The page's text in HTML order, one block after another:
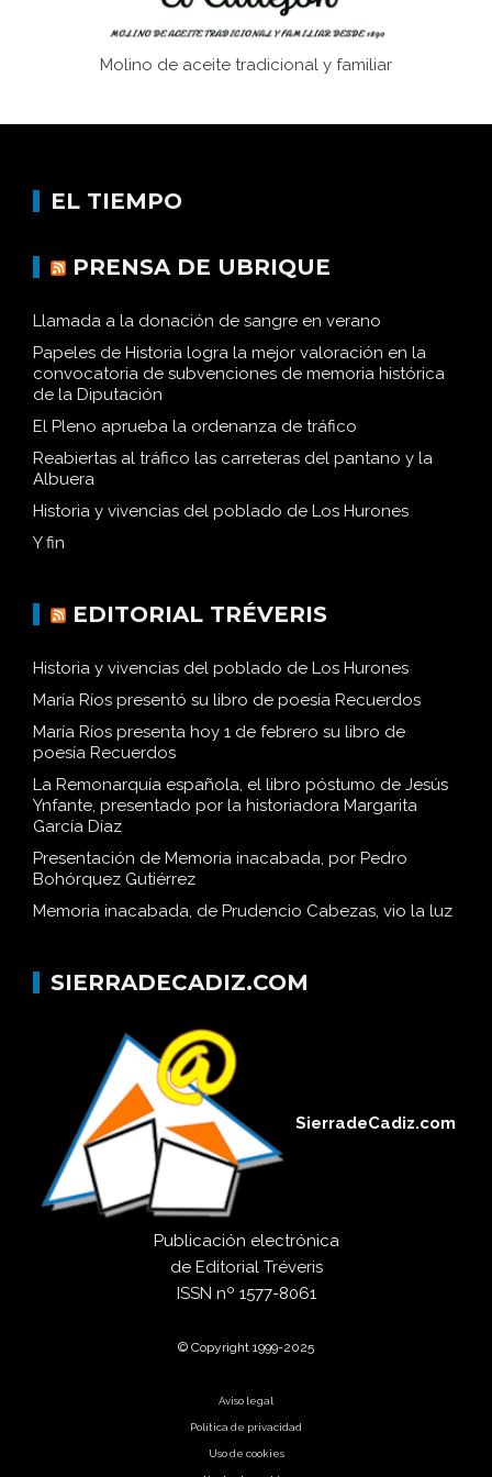
Molino de aceite tradicional y familiar
EL TIEMPO
PRENSA DE UBRIQUE
Llamada a la donación de sangre en verano
Papeles de Historia logra la mejor valoración en la
convocatoria de subvenciones de memoria histórica
de la Diputación
El Pleno aprueba la ordenanza de tráfico
Reabiertas al tráfico las carreteras del pantano y la
Albuera
Historia y vivencias del poblado de Los Hurones
Y fin
EDITORIAL TRÉVERIS
Historia y vivencias del poblado de Los Hurones
María Ríos presentó su libro de poesía Recuerdos
María Ríos presenta hoy 1 de febrero su libro de
poesía Recuerdos
La Remonarquía española, el libro póstumo de Jesús
Ynfante, presentado por la historiadora Margarita
García Díaz
Presentación de Memoria inacabada, por Pedro
Bohórquez Gutiérrez
Memoria inacabada, de Prudencio Cabezas, vio la luz
SIERRADECADIZ.COM
SierradeCadiz.com
Publicación electrónica
de Editorial Tréveris
ISSN nº 1577-8061
© Copyright 1999-2025
Aviso legal
Política de privacidad
Uso de cookies